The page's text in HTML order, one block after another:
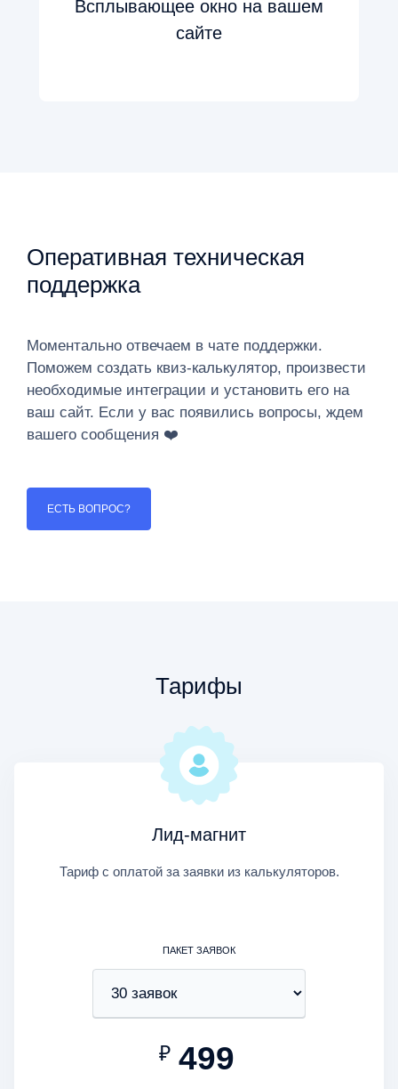
Всплывающее окно на вашем
сайте
Оперативная техническая
поддержка
Моментально отвечаем в чате поддержки.
Поможем создать квиз-калькулятор, произвести
необходимые интеграции и установить его на
ваш сайт. Если у вас появились вопросы, ждем
вашего сообщения ❤️️
ЕСТЬ ВОПРОС?
Тарифы
Лид-магнит
Тариф с оплатой за заявки из калькуляторов.
ПАКЕТ ЗАЯВОК
₽ 499